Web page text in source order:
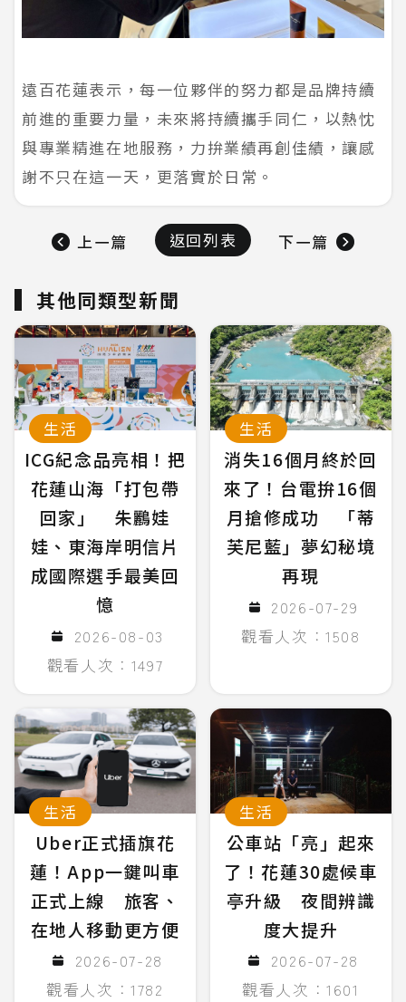
遠百花蓮表示，每一位夥伴的努力都是品牌持續
前進的重要力量，未來將持續攜手同仁，以熱忱
與專業精進在地服務，力拚業績再創佳績，讓感
謝不只在這一天，更落實於日常。
上一篇 返回列表 下一篇
其他同類型新聞
生活
ICG紀念品亮相！把
花蓮山海「打包帶
回家」 朱鸝娃
娃、東海岸明信片
成國際選手最美回
憶
2026-08-03
觀看人次：1497
生活
消失16個月終於回
來了！台電拚16個
月搶修成功 「蒂
芙尼藍」夢幻秘境
再現
2026-07-29
觀看人次：1508
生活
Uber正式插旗花
蓮！App一鍵叫車
正式上線 旅客、
在地人移動更方便
2026-07-28
觀看人次：1782
生活
公車站「亮」起來
了！花蓮30處候車
亭升級 夜間辨識
度大提升
2026-07-28
觀看人次：1601